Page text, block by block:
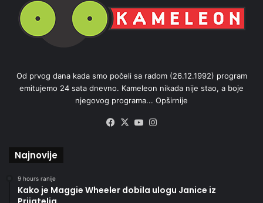
Od prvog dana kada smo počeli sa radom (26.12.1992) program
emitujemo 24 sata dnevno. Kameleon nikada nije stao, a boje
njegovog programa... Opširnije
Facebook
X YouTube
Najnovije
9 hours ranije
Kako je Maggie Wheeler dobila ulogu Janice iz